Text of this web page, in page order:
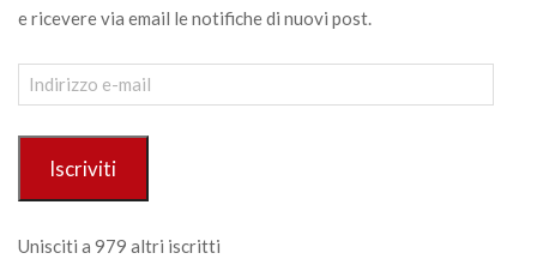
e ricevere via email le notifiche di nuovi post.
Indirizzo
e-
Iscriviti
Unisciti a 979 altri iscritti